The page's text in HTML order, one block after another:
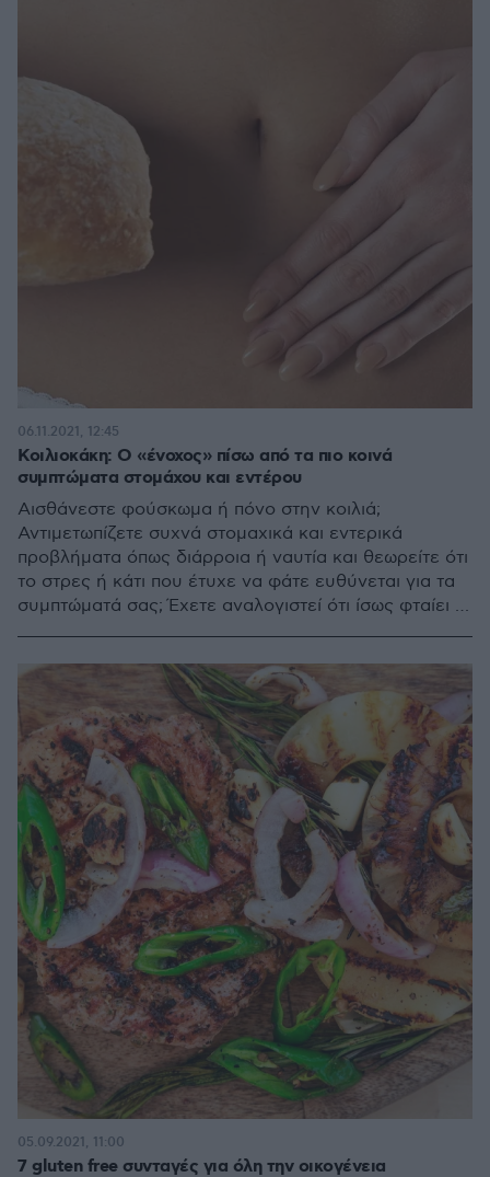
Κοιλιοκάκη: Ο «ένοχος» πίσω από τα πιο κοινά
συμπτώματα στομάχου και εντέρου
Αισθάνεστε φούσκωμα ή πόνο στην κοιλιά;
Αντιμετωπίζετε συχνά στομαχικά και εντερικά
προβλήματα όπως διάρροια ή ναυτία και θεωρείτε ότι
το στρες ή κάτι που έτυχε να φάτε ευθύνεται για τα
συμπτώματά σας; Έχετε αναλογιστεί ότι ίσως φταίει η
06.11.2021, 12:45
7 gluten free συνταγές για όλη την οικογένεια
05.09.2021, 11:00